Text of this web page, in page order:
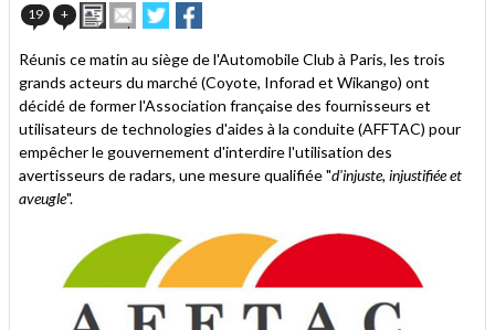
19 + ImprimerEnvoyer
cet
à
un
ami
Partager
sur
sur
Réunis ce matin au siège de l'Automobile Club à Paris, les trois
grands acteurs du marché (Coyote, Inforad et Wikango) ont
décidé de former l'Association française des fournisseurs et
utilisateurs de technologies d'aides à la conduite (AFFTAC) pour
empêcher le gouvernement d'interdire l'utilisation des
avertisseurs de radars, une mesure qualifiée "d'injuste, injustifiée et
aveugle".